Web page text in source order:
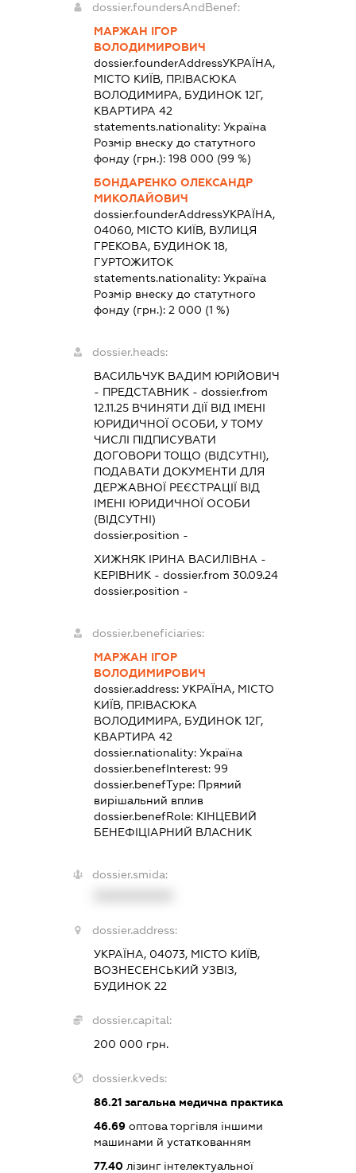
dossier.foundersAndBenef:
МАРЖАН ІГОР
ВОЛОДИМИРОВИЧ
dossier.founderAddressУКРАЇНА,
МІСТО КИЇВ, ПР.ІВАСЮКА
ВОЛОДИМИРА, БУДИНОК 12Г,
КВАРТИРА 42
statements.nationality:Україна
Розмір внеску до статутного
фонду (грн.):198 000 (99 %)
БОНДАРЕНКО ОЛЕКСАНДР
МИКОЛАЙОВИЧ
dossier.founderAddressУКРАЇНА,
04060, МІСТО КИЇВ, ВУЛИЦЯ
ГРЕКОВА, БУДИНОК 18,
ГУРТОЖИТОК
statements.nationality:Україна
Розмір внеску до статутного
фонду (грн.):2 000 (1 %)
dossier.heads:
ВАСИЛЬЧУК ВАДИМ ЮРІЙОВИЧ
- ПРЕДСТАВНИК - dossier.from
12.11.25 ВЧИНЯТИ ДІЇ ВІД ІМЕНІ
ЮРИДИЧНОЇ ОСОБИ, У ТОМУ
ЧИСЛІ ПІДПИСУВАТИ
ДОГОВОРИ ТОЩО (ВІДСУТНІ),
ПОДАВАТИ ДОКУМЕНТИ ДЛЯ
ДЕРЖАВНОЇ РЕЄСТРАЦІЇ ВІД
ІМЕНІ ЮРИДИЧНОЇ ОСОБИ
(ВІДСУТНІ)
dossier.position -
ХИЖНЯК ІРИНА ВАСИЛІВНА -
КЕРІВНИК - dossier.from 30.09.24
dossier.position -
dossier.beneficiaries:
МАРЖАН ІГОР
ВОЛОДИМИРОВИЧ
dossier.address:УКРАЇНА, МІСТО
КИЇВ, ПР.ІВАСЮКА
ВОЛОДИМИРА, БУДИНОК 12Г,
КВАРТИРА 42
dossier.nationality:Україна
dossier.benefInterest: 99
dossier.benefType: Прямий
вирішальний вплив
dossier.benefRole: КІНЦЕВИЙ
БЕНЕФІЦІАРНИЙ ВЛАСНИК
dossier.smida:
dossier.address:
УКРАЇНА, 04073, МІСТО КИЇВ,
ВОЗНЕСЕНСЬКИЙ УЗВІЗ,
БУДИНОК 22
dossier.capital:
200 000 грн.
dossier.kveds:
86.21 загальна медична практика
46.69 оптова торгівля іншими
машинами й устаткованням
77.40 лізинг інтелектуальної